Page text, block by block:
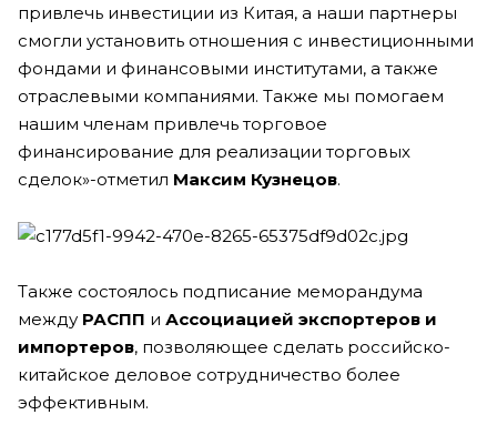
привлечь инвестиции из Китая, а наши партнеры
смогли установить отношения с инвестиционными
фондами и финансовыми институтами, а также
отраслевыми компаниями. Также мы помогаем
нашим членам привлечь торговое
финансирование для реализации торговых
сделок»-отметил Максим Кузнецов.
Также состоялось подписание меморандума
между РАСПП и Ассоциацией экспортеров и
импортеров, позволяющее сделать российско-
китайское деловое сотрудничество более
эффективным.